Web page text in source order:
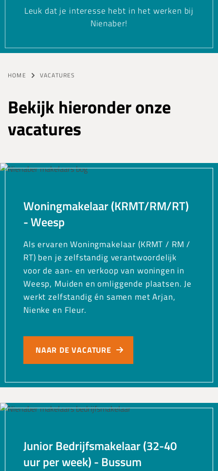
Leuk dat je interesse hebt in het werken bij
Nienaber!
HOME VACATURES
Bekijk hieronder onze
vacatures
Woningmakelaar (KRMT/RM/RT)
- Weesp
Als ervaren Woningmakelaar (KRMT / RM /
RT) ben je zelfstandig verantwoordelijk
voor de aan- en verkoop van woningen in
Weesp, Muiden en omliggende plaatsen. Je
werkt zelfstandig én samen met Arjan,
Nienke en Fleur.
NAAR DE VACATURE
Junior Bedrijfsmakelaar (32-40
uur per week) - Bussum